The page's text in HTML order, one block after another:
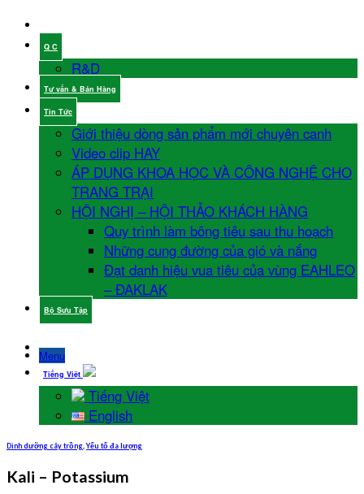
Q C
R&D
Tư vấn & Bán Hàng
Tin Tức
Giới thiệu dòng sản phẩm mới chuyên canh
Video clip HAY
ÁP DỤNG KHOA HỌC VÀ CÔNG NGHỆ CHO
TRANG TRẠI
HỘI NGHỊ – HỘI THẢO KHÁCH HÀNG
Quy trình làm bông tiêu sau thu hoạch
Những cung đường của gió và nắng
Đạt danh hiệu vua tiêu của vùng EAHLEO
– ĐAKLAK
Bộ Sưu Tập
Menu
Tiếng Việt
Tiếng Việt
English
Dinh dưỡng cây trồng,Yếu tố đa lượng
Kali – Potassium